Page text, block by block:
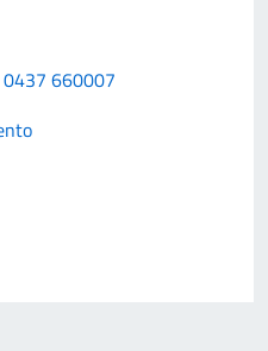
660007